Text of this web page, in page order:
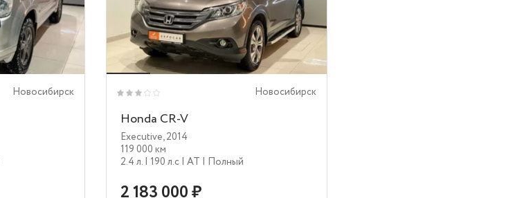
Новосибирск Новосибирск
Honda CR-V
Executive,2014
119 000 км
2.4 л. | 190 л.c | AT | Полный
2 183 000 ₽